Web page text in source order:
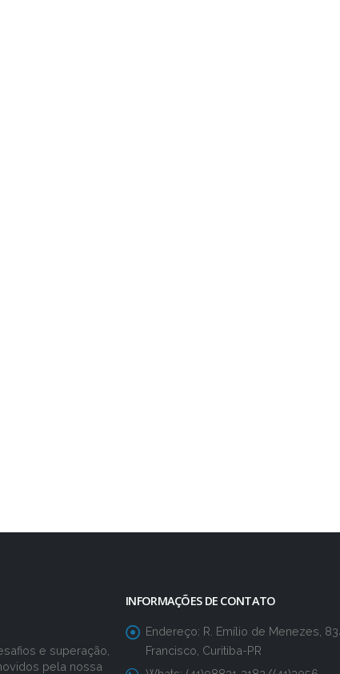
e superação,
pela nossa
INFORMAÇÕES DE CONTATO
Endereço: R. Emílio de Menezes,
Francisco, Curitiba-PR